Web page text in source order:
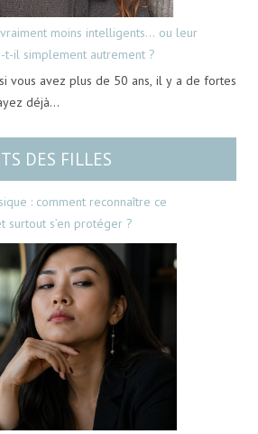
moins intelligents… ou leur
t-il simplement autrement ?
vous avez plus de 50 ans, il y a de fortes
déjà…
DES FILLES
: comment reconnaître ce
surtout s’en protéger ?